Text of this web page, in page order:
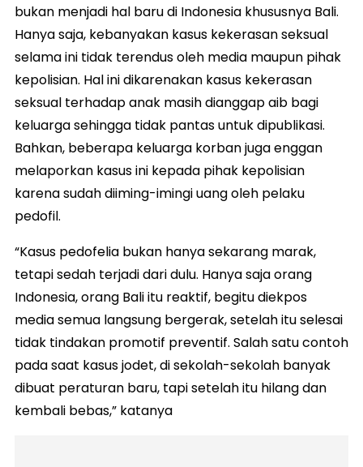
bukan menjadi hal baru di Indonesia khususnya Bali.
Hanya saja, kebanyakan kasus kekerasan seksual
selama ini tidak terendus oleh media maupun pihak
kepolisian. Hal ini dikarenakan kasus kekerasan
seksual terhadap anak masih dianggap aib bagi
keluarga sehingga tidak pantas untuk dipublikasi.
Bahkan, beberapa keluarga korban juga enggan
melaporkan kasus ini kepada pihak kepolisian
karena sudah diiming-imingi uang oleh pelaku
pedofil.
“Kasus pedofelia bukan hanya sekarang marak,
tetapi sedah terjadi dari dulu. Hanya saja orang
Indonesia, orang Bali itu reaktif, begitu diekpos
media semua langsung bergerak, setelah itu selesai
tidak tindakan promotif preventif. Salah satu contoh
pada saat kasus jodet, di sekolah-sekolah banyak
dibuat peraturan baru, tapi setelah itu hilang dan
kembali bebas,” katanya